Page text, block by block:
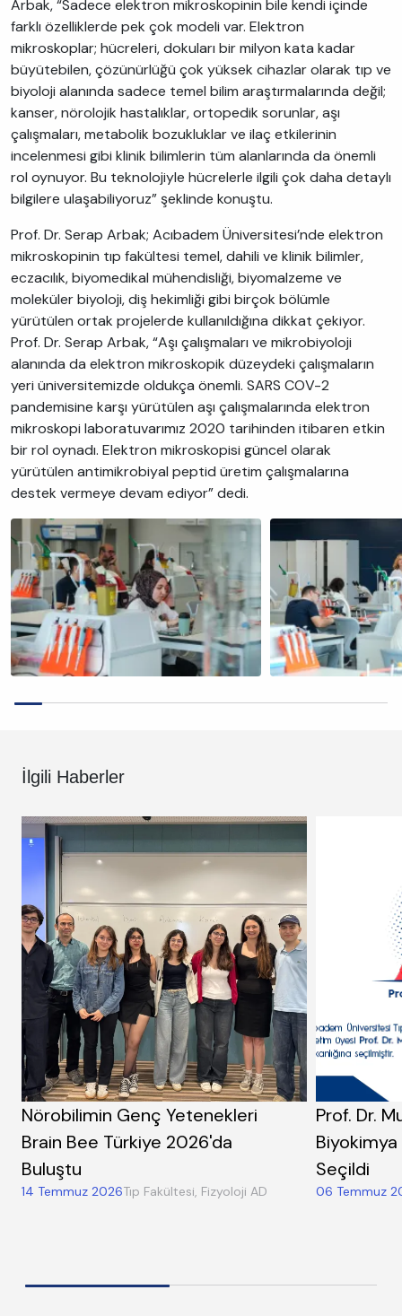
Arbak, “Sadece elektron mikroskopinin bile kendi içinde
farklı özelliklerde pek çok modeli var. Elektron
mikroskoplar; hücreleri, dokuları bir milyon kata kadar
büyütebilen, çözünürlüğü çok yüksek cihazlar olarak tıp ve
biyoloji alanında sadece temel bilim araştırmalarında değil;
kanser, nörolojik hastalıklar, ortopedik sorunlar, aşı
çalışmaları, metabolik bozukluklar ve ilaç etkilerinin
incelenmesi gibi klinik bilimlerin tüm alanlarında da önemli
rol oynuyor. Bu teknolojiyle hücrelerle ilgili çok daha detaylı
bilgilere ulaşabiliyoruz” şeklinde konuştu.
Prof. Dr. Serap Arbak; Acıbadem Üniversitesi’nde elektron
mikroskopinin tıp fakültesi temel, dahili ve klinik bilimler,
eczacılık, biyomedikal mühendisliği, biyomalzeme ve
moleküler biyoloji, diş hekimliği gibi birçok bölümle
yürütülen ortak projelerde kullanıldığına dikkat çekiyor.
Prof. Dr. Serap Arbak, “Aşı çalışmaları ve mikrobiyoloji
alanında da elektron mikroskopik düzeydeki çalışmaların
yeri üniversitemizde oldukça önemli. SARS COV-2
pandemisine karşı yürütülen aşı çalışmalarında elektron
mikroskopi laboratuvarımız 2020 tarihinden itibaren etkin
bir rol oynadı. Elektron mikroskopisi güncel olarak
yürütülen antimikrobiyal peptid üretim çalışmalarına
destek vermeye devam ediyor” dedi.
İlgili Haberler
Nörobilimin Genç Yetenekleri
Brain Bee Türkiye 2026'da
Buluştu
14 Temmuz 2026Tıp Fakültesi, Fizyoloji AD
Prof. Dr.
Biyokimya
Seçildi
06 Temmuz